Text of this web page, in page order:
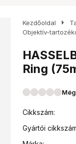
Kezdőoldal arrow_right
Objektív-
Ring
Cikkszám:
Gyártói